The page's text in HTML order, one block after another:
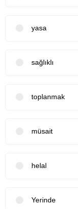
yasa
sağlıklı
toplanmak
müsait
helal
Yerinde